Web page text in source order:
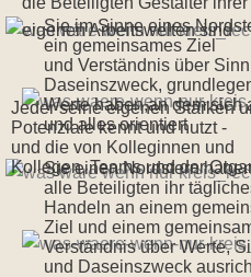
eige­nen Arbeits­wel­ten sind
Sie im Sin­ne eines
ein gemein­sa­mes Ziel
und Ver­ständ­nis über
Daseins­zweck,
Wer­te haben,an dem sich
und alles ori­en­tiert
Jeder sei­ne eige­nen Stär­ken
Poten­zia­le kennt und nutzt -
und die von Kol­le­gin­nen und
Kol­le­gen, Teams und der
Sie einen Nord­stern
alle Betei­lig­ten ihr
Han­deln an einem
Ziel und einem
Ver­ständ­nis über Wer­te,
und Daseins­zweck